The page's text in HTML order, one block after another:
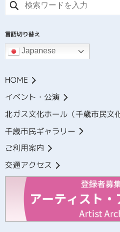
言語切り替え
Japanese
HOME
イベント・公演
北ガス文化ホール（千歳市民文
千歳市民ギャラリー
ご利用案内
交通アクセス